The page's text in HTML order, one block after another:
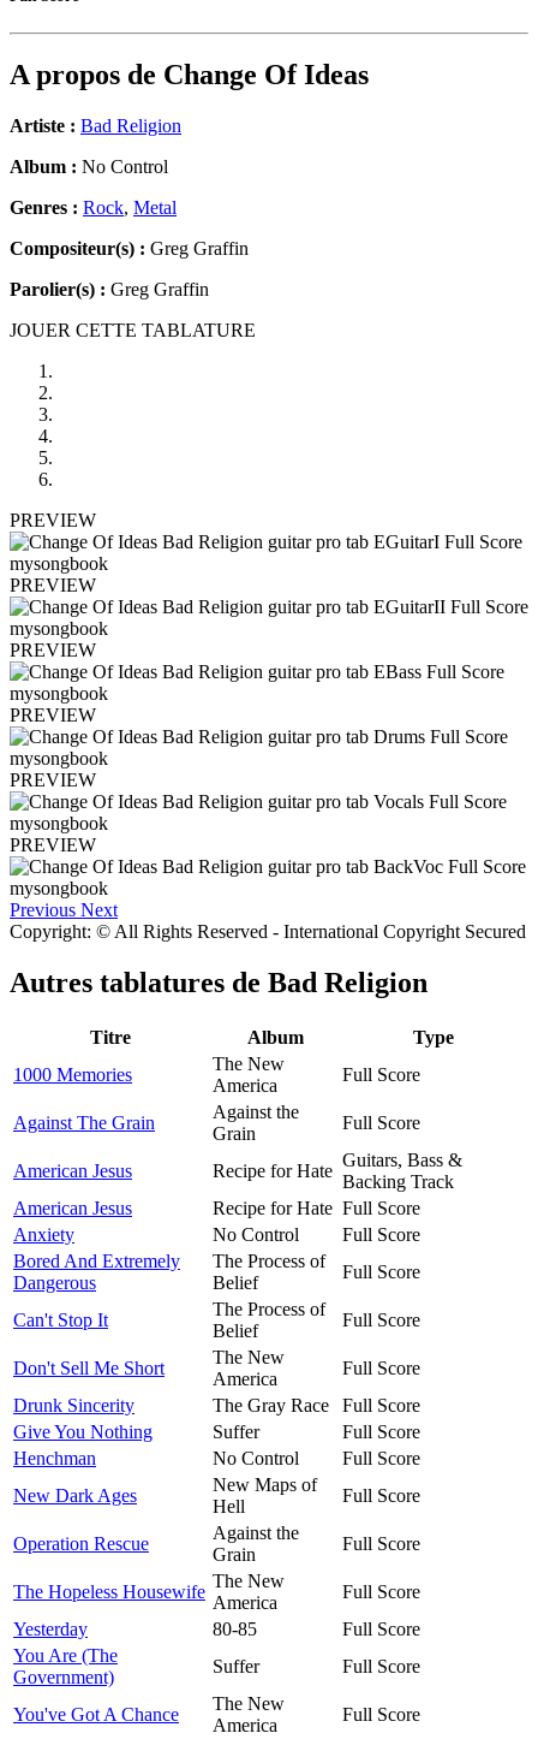
A propos de Change Of Ideas
Artiste : Bad Religion
Album : No Control
Genres : Rock, Metal
Compositeur(s) : Greg Graffin
Parolier(s) : Greg Graffin
JOUER CETTE TABLATURE
PREVIEW
PREVIEW
PREVIEW
PREVIEW
PREVIEW
PREVIEW
Previous Next
Copyright: © All Rights Reserved - International Copyright Secured
Autres tablatures de Bad Religion
Titre Album
Type
1000 Memories
The New
America
Full Score
Against The Grain
Against the
Grain
Full Score
American Jesus Recipe for Hate
Guitars, Bass &
Backing Track
American Jesus
Recipe for Hate Full Score
Anxiety
No Control
Full Score
Bored And Extremely
Dangerous
The Process of
Belief
Full Score
Can't Stop It
The Process of
Belief
Full Score
Don't Sell Me Short
The New
America
Full Score
Drunk Sincerity
The Gray Race
Full Score
Give You Nothing
Suffer
Full Score
Henchman
No Control
Full Score
New Dark Ages
New Maps of
Hell
Full Score
Operation Rescue
Against the
Grain
Full Score
The Hopeless Housewife
The New
America
Full Score
Yesterday
80-85
Full Score
You Are (The
Government)
Suffer Full Score
You've Got A Chance
The New
America
Full Score